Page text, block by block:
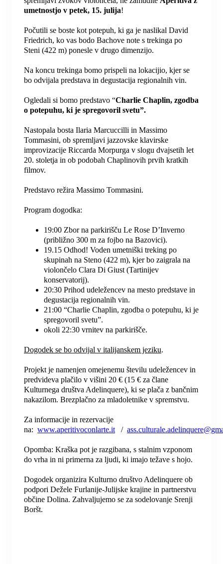
umetnostjo v petek, 15. julija!
Počutili se boste kot potepuh, ki ga je naslikal David
Friedrich, ko vas bodo Bachove note s trekinga po
Steni (422 m) ponesle v drugo dimenzijo.
Na koncu trekinga bomo prispeli na lokacijio, kjer se
bo odvijala predstava in degustacija regionalnih vin.
Ogledali si bomo predstavo “Charlie Chaplin, zgodba
o potepuhu, ki je spregovoril svetu”.
Nastopala bosta Ilaria Marcuccilli in Massimo
Tommasini, ob spremljavi jazzovske klavirske
improvizacije Riccarda Morpurga v slogu dvajsetih let
20. stoletja in ob podobah Chaplinovih prvih kratkih
filmov.
Predstavo režira Massimo Tommasini.
Program dogodka:
19:00 Zbor na parkirišču Le Rose D’Inverno
(približno 300 m za fojbo na Bazovici).
19.15 Odhod! Voden umetniški treking po
skupinah na Steno (422 m), kjer bo zaigrala na
violončelo Clara Di Giust (Tartinijev
konservatorij).
20:30 Prihod udeležencev na mesto predstave in
degustacija regionalnih vin.
21:00 “Charlie Chaplin, zgodba o potepuhu, ki je
spregovoril svetu”.
okoli 22:30 vrnitev na parkirišče.
Dogodek se bo odvijal v italijanskem jeziku.
Projekt je namenjen omejenemu številu udeležencev in
predvideva plačilo v višini 20 € (15 € za člane
Kulturnega društva Adelinquere), ki se plača z bančnim
nakazilom. Brezplačno za mladoletnike v spremstvu.
Za informacije in rezervacije
na: www.aperitivoconlarte.it /
Opomba: Kraška pot je razgibana, s stalnim vzponom
do vrha in ni primerna za ljudi, ki imajo težave s hojo.
Dogodek organizira Kulturno društvo Adelinquere ob
podpori Dežele Furlanije-Julijske krajine in partnerstvu
občine Dolina. Zahvaljujemo se za sodelovanje Srenji
Boršt.